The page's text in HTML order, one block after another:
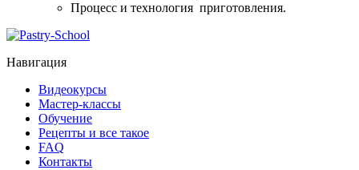
Процесс и технология приготовления.
Навигация
Видеокурсы
Мастер-классы
Обучение
Рецепты и все такое
FAQ
Контакты